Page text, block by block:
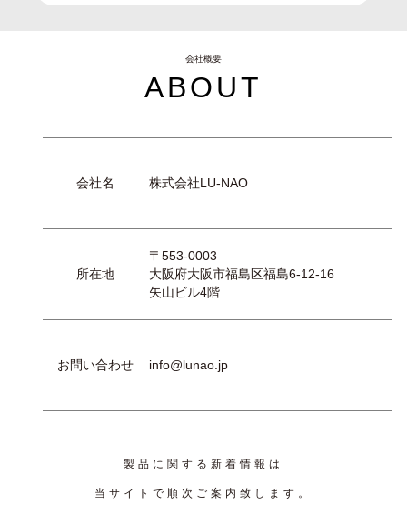
会社概要
ABOUT
会社名 株式会社LU-NAO
所在地
〒553-0003
大阪府大阪市福島区福島6-12-16
矢山ビル4階
お問い合わせ info@lunao.jp
製品に関する新着情報は
当サイトで順次ご案内致します。